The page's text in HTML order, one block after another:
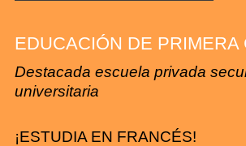
EDUCACIÓN DE PRIMERA
Destacada escuela privada
universitaria
¡ESTUDIA EN FRANCÉS!